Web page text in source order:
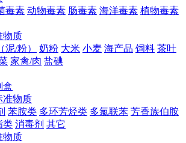
毒素 动物毒素 肠毒素 海洋毒素 植物毒素
物质
泥/粉） 奶粉 大米 小麦 海产品 饲料 茶叶
家禽/肉 盐碘
盒
准物质
苯胺类 多环芳烃类 多氯联苯 芳香族伯胺
类 消毒剂 其它
物质